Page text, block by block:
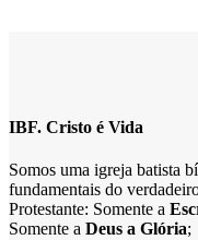
IBF. Cristo é Vida
Somos uma igreja batista
fundamentais do
Protestante: Somente a
Somente a Deus a Glória;